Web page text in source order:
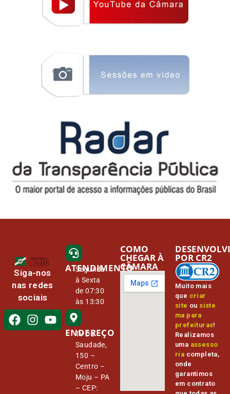
Siga-nos
nas redes
sociais
ATENDIMENTO
Segunda
à Sexta
de 07:30
às 13:30
ENDEREÇO
Tv Da
Saudade,
150 –
Centro –
Moju – PA
– CEP:
COMO
CHEGAR À
CÂMARA
Muito mais
que criar
site ou siste
ma para
prefeituras!
Realizamos
uma assesso
ria completa,
onde
garantimos
em contrato
POR CR2